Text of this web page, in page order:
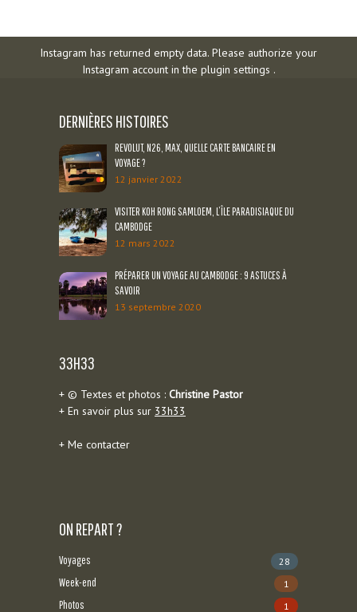
Instagram has returned empty data. Please authorize your
Instagram account in the plugin settings .
DERNIÈRES HISTOIRES
REVOLUT, N26, MAX, QUELLE CARTE BANCAIRE EN
VOYAGE ?
12 janvier 2022
VISITER KOH RONG SAMLOEM, L’ÎLE PARADISIAQUE DU
CAMBODGE
12 mars 2022
PRÉPARER UN VOYAGE AU CAMBODGE : 9 ASTUCES À
SAVOIR
13 septembre 2020
33H33
+ © Textes et photos : Christine Pastor
+ En savoir plus sur 33h33
+ Me contacter
ON REPART ?
Voyages 28
Week-end 1
Photos 1